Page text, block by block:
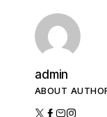
admin
ABOUT